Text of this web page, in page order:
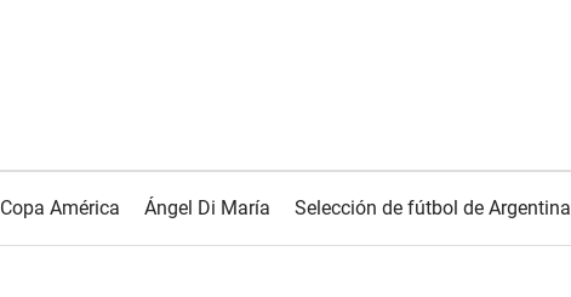
Copa América Ángel Di María Selección de fútbol de Argentina